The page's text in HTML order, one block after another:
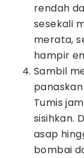
rendah
sesekali
merata,
hampir
Sambil
Tumis
sisihkan.
asap
bombai